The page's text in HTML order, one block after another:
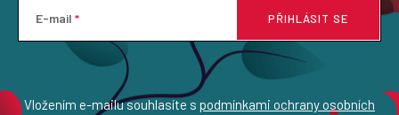
E-mail
Vložením e-mailu souhlasíte s podmínkami ochrany osobních
PŘIHLÁSIT SE